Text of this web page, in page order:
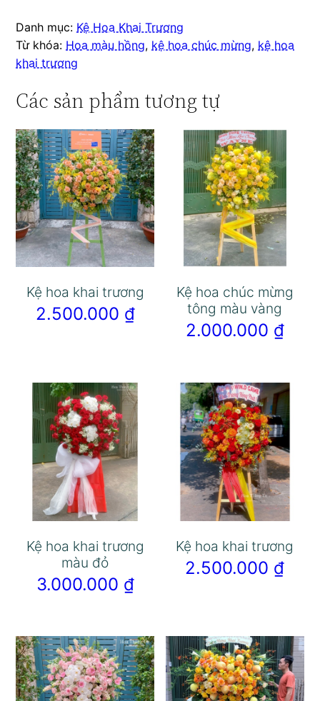
Danh mục: Kệ Hoa Khai Trương
Từ khóa: Hoa màu hồng, kệ hoa chúc mừng, kệ hoa
khai trương
Các sản phẩm tương tự
Kệ hoa khai trương
2.500.000 ₫
Kệ hoa chúc mừng
tông màu vàng
2.000.000 ₫
Kệ hoa khai trương
màu đỏ
3.000.000 ₫
Kệ hoa khai trương
2.500.000 ₫